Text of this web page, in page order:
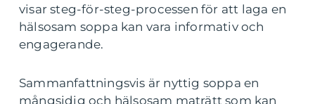
visar steg-för-steg-processen för att laga en
hälsosam soppa kan vara informativ och
engagerande.
Sammanfattningsvis är nyttig soppa en
mångsidig och hälsosam maträtt som kan